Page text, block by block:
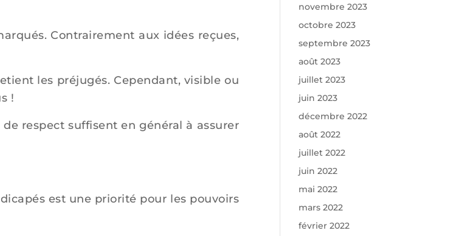
Contrairement aux idées reçues,
les préjugés. Cependant, visible ou
!
respect suffisent en général à assurer
est une priorité pour les pouvoirs
novembre 2023
octobre 2023
septembre 2023
août 2023
juillet 2023
juin 2023
décembre 2022
août 2022
juillet 2022
juin 2022
mai 2022
mars 2022
février 2022